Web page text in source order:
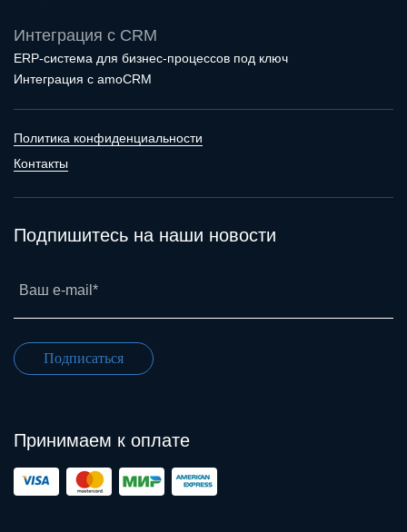
Интеграция с CRM
ERP-система для бизнес-процессов под ключ
Интеграция с amoCRM
Политика конфиденциальности
Контакты
Подпишитесь на наши новости
Ваш e-mail*
Подписаться
Принимаем к оплате